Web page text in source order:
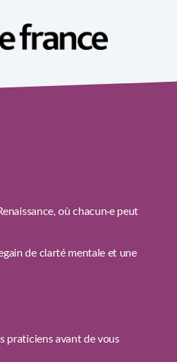
où chacun·e peut
de clarté mentale et une
praticiens avant de vous